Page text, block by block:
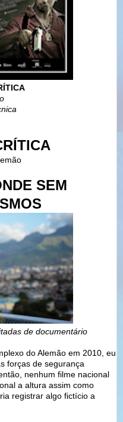
SEM
de documentário
do Alemão em 2010, eu
forças de segurança
nenhum filme nacional
a altura assim como
registrar algo fictício a